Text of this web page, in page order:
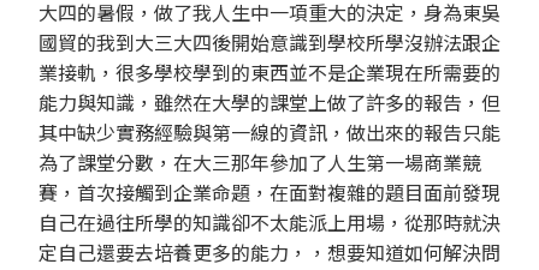
大四的暑假，做了我人生中一項重大的決定，身為東吳
國貿的我到大三大四後開始意識到學校所學沒辦法跟企
業接軌，很多學校學到的東西並不是企業現在所需要的
能力與知識，雖然在大學的課堂上做了許多的報告，但
其中缺少實務經驗與第一線的資訊，做出來的報告只能
為了課堂分數，在大三那年參加了人生第一場商業競
賽，首次接觸到企業命題，在面對複雜的題目面前發現
自己在過往所學的知識卻不太能派上用場，從那時就決
定自己還要去培養更多的能力，，想要知道如何解決問